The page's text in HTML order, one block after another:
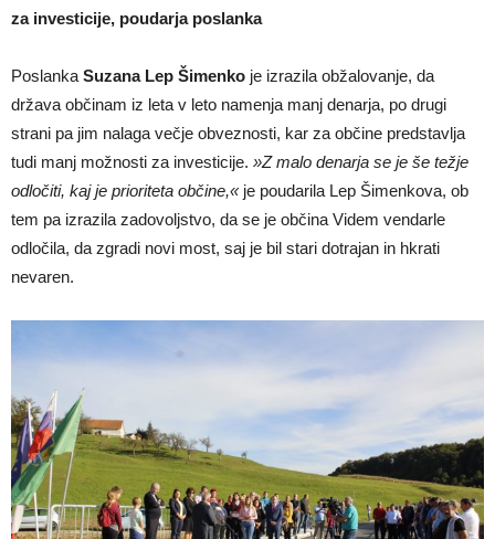
za investicije, poudarja poslanka
Poslanka Suzana Lep Šimenko je izrazila obžalovanje, da
država občinam iz leta v leto namenja manj denarja, po drugi
strani pa jim nalaga večje obveznosti, kar za občine predstavlja
tudi manj možnosti za investicije. »Z malo denarja se je še težje
odločiti, kaj je prioriteta občine,«je poudarila Lep Šimenkova, ob
tem pa izrazila zadovoljstvo, da se je občina Videm vendarle
odločila, da zgradi novi most, saj je bil stari dotrajan in hkrati
nevaren.